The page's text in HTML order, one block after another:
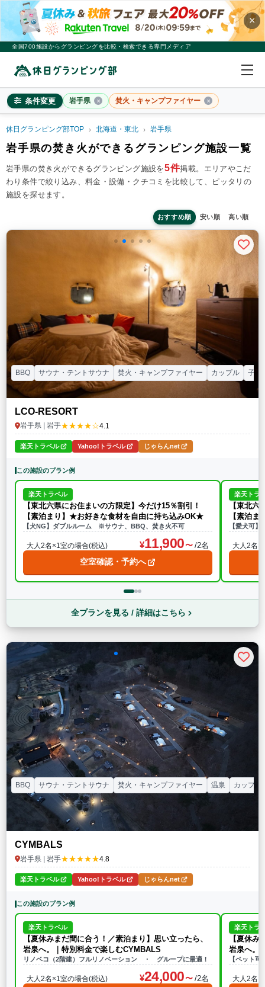
×
全国700施設からグランピングを比較・検索できる専門メディア
条件変更 岩手県 焚火・キャンプファイヤー
2名 室
料金目安※4名利用時の1名最安値
~20,000円/人
ペット連れ
コテージ・ロッジ
サウナ・テントサウナ 焚火・キャンプファイヤー 手持ち花火
海水浴 ドッグラン 駅から徒歩15分以内
駅から送迎あり
条件をクリア この条件で再検索
休日グランピング部TOP 北海道・東北 岩手県
岩手県の焚き火ができるグランピング施設一覧
岩手県の焚き火ができるグランピング施設を5件掲載。 エリアやこだ
わり条件で絞り込み、料金・設備・クチコミを比較して、ピッタリの
施設を探せます。
おすすめ順 安い順 高い順
LCO-RESORT
岩手県 | 岩手★★★★☆4.1
BBQ サウナ・テントサウナ 焚火・キャンプファイヤー カップル 子連
楽天トラベル Yahoo!トラベル じゃらんnet
この施設のプラン例
楽天トラベル
【東北六県にお住まいの方限定】今だけ15％割引！
【素泊まり】★お好きな食材を自由に持ち込みOK★
【犬NG】ダブルルーム ※サウナ、BBQ、焚き火不可
大人2名×1室の場合(税込) 11,900 /2名
空室確認・予約へ
楽天トラ
【東北
【素泊
【愛犬可
大人2名
全プランを見る / 詳細はこちら
CYMBALS
岩手県 | 岩手★★★★★4.8
BBQ サウナ・テントサウナ 焚火・キャンプファイヤー 温泉 カップル
楽天トラベル Yahoo!トラベル じゃらんnet
この施設のプラン例
楽天トラベル
【夏休みまだ間に合う！／素泊まり】思い立ったら、
岩泉へ。｜特別料金で楽しむCYMBALS
リノベコ（2階建）フルリノベーション ・ グループに最適！
大人2名×1室の場合(税込) 24,000 /2名
楽天トラ
【夏休
岩泉へ。
【ペット
大人2名